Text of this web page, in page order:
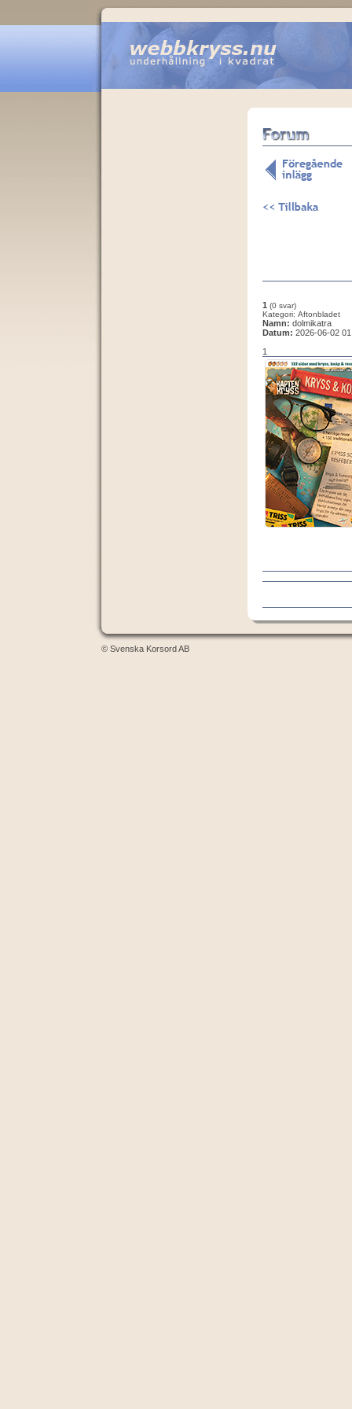
1 (0 svar)
Kategori: Aftonbladet
Namn: dolmikatra
Datum: 2026-06-02
1
© Svenska Korsord AB